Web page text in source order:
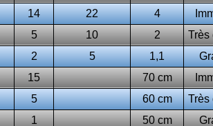
14 22 4
5 10 2
Très
2 5 1,1
15 70 cm
5 60 cm
Très
1 50 cm